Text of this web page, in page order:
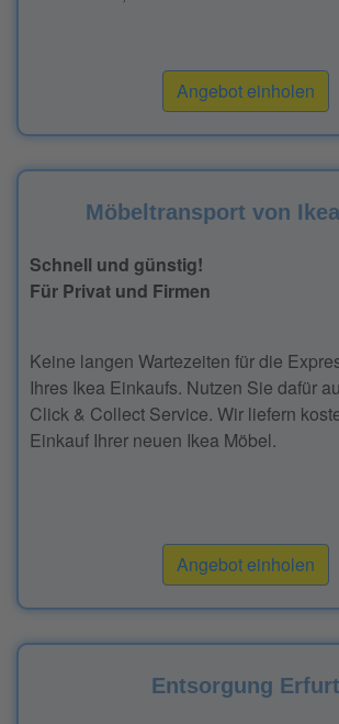
Angebot einholen
Möbeltransport von
Schnell und günstig!
Für Privat und Firmen
Keine langen Wartezeiten für die
Ihres Ikea Einkaufs. Nutzen Sie dafür
Click & Collect Service. Wir liefern
Einkauf Ihrer neuen Ikea Möbel.
Angebot einholen
Entsorgung Erfurt